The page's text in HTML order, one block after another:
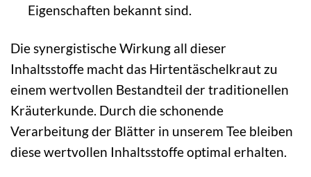
Eigenschaften bekannt sind.
Die synergistische Wirkung all dieser
Inhaltsstoffe macht das Hirtentäschelkraut zu
einem wertvollen Bestandteil der traditionellen
Kräuterkunde. Durch die schonende
Verarbeitung der Blätter in unserem Tee bleiben
diese wertvollen Inhaltsstoffe optimal erhalten.